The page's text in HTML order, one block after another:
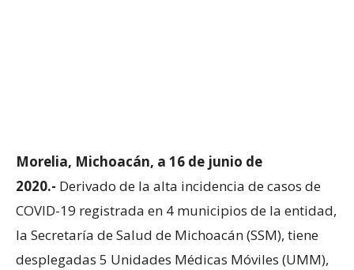
Morelia, Michoacán, a 16 de junio de
2020.- Derivado de la alta incidencia de casos de
COVID-19 registrada en 4 municipios de la entidad,
la Secretaría de Salud de Michoacán (SSM), tiene
desplegadas 5 Unidades Médicas Móviles (UMM),